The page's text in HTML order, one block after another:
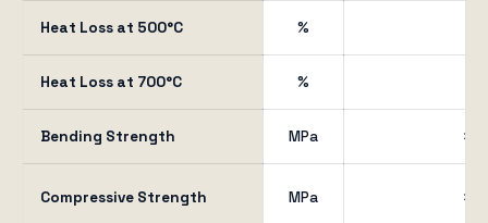
Heat Loss at 500°C %
Heat Loss at 700°C %
Bending Strength MPa >
Compressive Strength MPa >